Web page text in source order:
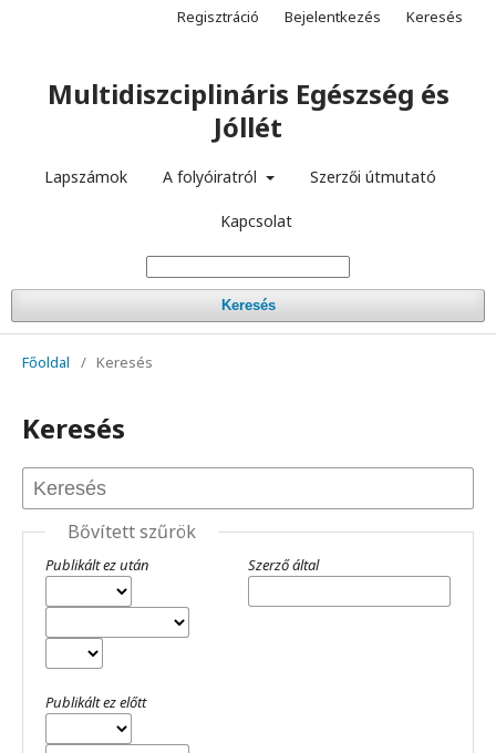
Multidiszciplináris Egészség és
Jóllét
Lapszámok A folyóiratról Szerzői útmutató
Kapcsolat
Keresés
Regisztráció Bejelentkezés Keresés
Főoldal / Keresés
Keresés
Bővített szűrök
Publikált ez után
Publikált ez előtt
Szerző által